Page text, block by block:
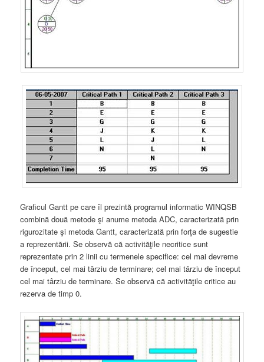
Graficul Gantt pe care îl prezintă programul informatic WINQSB
combină două metode şi anume metoda ADC, caracterizată prin
rigurozitate şi metoda Gantt, caracterizată prin forţa de sugestie
a reprezentării. Se observă că activităţile necritice sunt
reprezentate prin 2 linii cu termenele specifice: cel mai devreme
de început, cel mai târziu de terminare; cel mai târziu de început
cel mai târziu de terminare. Se observă că activităţile critice au
rezerva de timp 0.